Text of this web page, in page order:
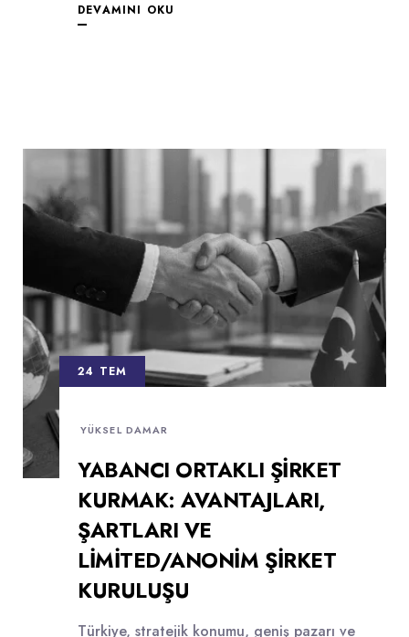
DEVAMINI OKU
YÜKSEL DAMAR
YABANCI ORTAKLI ŞIRKET
KURMAK: AVANTAJLARI,
ŞARTLARI VE
LIMITED/ANONIM ŞIRKET
KURULUŞU
Türkiye, stratejik konumu, geniş pazarı ve
24 TEM